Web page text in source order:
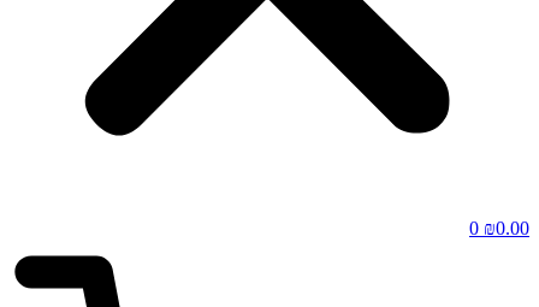
₪0.00
0